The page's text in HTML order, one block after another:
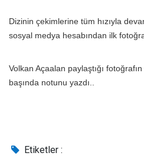
Dizinin çekimlerine tüm hızıyla
sosyal medya hesabından ilk
Volkan Açaalan paylaştığı
başında notunu yazdı..
Etiketler :